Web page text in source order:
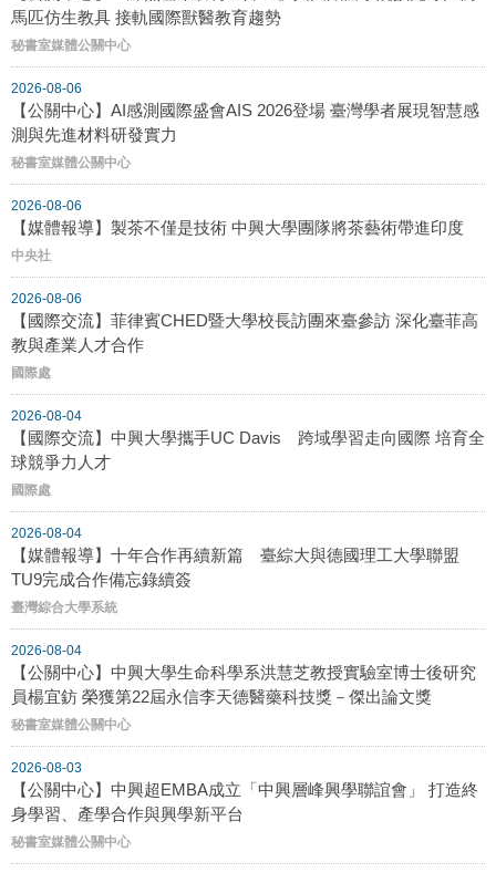
馬匹仿生教具 接軌國際獸醫教育趨勢
秘書室媒體公關中心
2026-08-06
【公關中心】AI感測國際盛會AIS 2026登場 臺灣學者展現智慧感
測與先進材料研發實力
秘書室媒體公關中心
2026-08-06
【媒體報導】製茶不僅是技術 中興大學團隊將茶藝術帶進印度
中央社
2026-08-06
【國際交流】菲律賓CHED暨大學校長訪團來臺參訪 深化臺菲高
教與產業人才合作
國際處
2026-08-04
【國際交流】中興大學攜手UC Davis 跨域學習走向國際 培育全
球競爭力人才
國際處
2026-08-04
【媒體報導】十年合作再續新篇 臺綜大與德國理工大學聯盟
TU9完成合作備忘錄續簽
臺灣綜合大學系統
2026-08-04
【公關中心】中興大學生命科學系洪慧芝教授實驗室博士後研究
員楊宜鈁 榮獲第22屆永信李天德醫藥科技獎－傑出論文獎
秘書室媒體公關中心
2026-08-03
【公關中心】中興超EMBA成立「中興層峰興學聯誼會」 打造終
身學習、產學合作與興學新平台
秘書室媒體公關中心